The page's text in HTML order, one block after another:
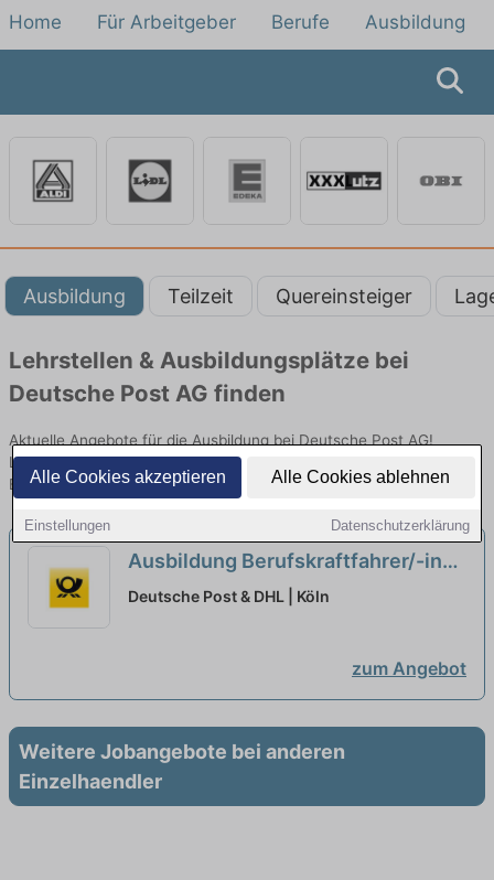
Alle Cookies akzeptieren Alle Cookies ablehnen
Einstellungen Datenschutzerklärung
Home Für Arbeitgeber Berufe Ausbildung
Ausbildung Teilzeit Quereinsteiger
Lehrstellen & Ausbildungsplätze bei
Deutsche Post AG finden
Aktuelle Angebote für die Ausbildung bei Deutsche Post AG!
Lehrstellen und Ausbildungsplätze im Verkauf und vielen anderen
Berufen im Einzelhandel bei Deutsche Post AG.
Ausbildung Berufskraftfahrer/-in
(m/w/d) in 2026
neu
Deutsche Post & DHL | Köln
zum Angebot
Weitere Jobangebote bei anderen
Einzelhaendler